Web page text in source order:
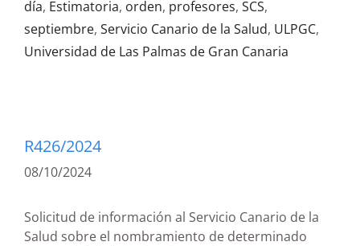
día, Estimatoria, orden, profesores, SCS,
septiembre, Servicio Canario de la Salud, ULPGC,
Universidad de Las Palmas de Gran Canaria
R426/2024
08/10/2024
Solicitud de información al Servicio Canario de la
Salud sobre el nombramiento de determinado